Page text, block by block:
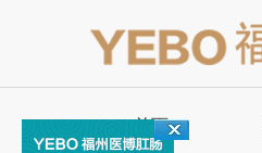
首页